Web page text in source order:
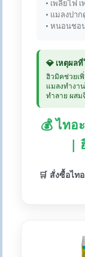
• เพลี้ยไฟ
• แมลงปา
• หนอนชอ
💎 เหตุผล
ฮิวมิคช่วยเ
แมลงทำงา
ทำลาย ผส
💰 ไทอ
|
🛒 สั่งซื้อไท